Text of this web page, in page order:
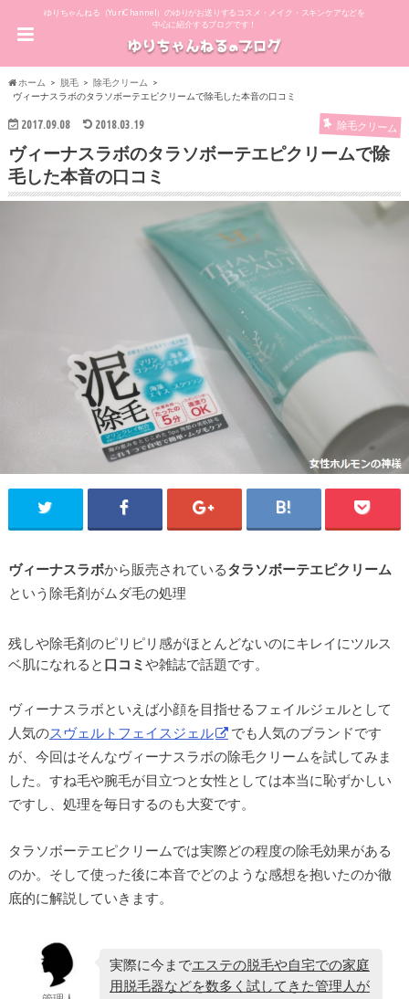
ゆりちゃんねる（YuriChannel）のゆりがお送りするコスメ・メイク・スキンケアなどを
中心に紹介するブログです！
ホーム 脱毛
除毛クリーム
ヴィーナスラボのタラソボーテエピクリームで除毛した本音の口コミ
2017.09.08 2018.03.19 除毛クリーム
ヴィーナスラボのタラソボーテエピクリームで除
毛した本音の口コミ
ヴィーナスラボから販売されているタラソボーテエピクリーム
という除毛剤がムダ毛の処理
残しや除毛剤のピリピリ感がほとんどないのにキレイにツルス
ベ肌になれると 口コミ や雑誌で話題です。
ヴィーナスラボといえば小顔を目指せるフェイルジェルとして
人気のスヴェルトフェイスジェル
でも人気のブランドです
が、今回はそんなヴィーナスラボの除毛クリームを試してみま
した。すね毛や腕毛が目立つと女性としては本当に恥ずかしい
ですし、処理を毎日するのも大変です。
タラソボーテエピクリームでは実際どの程度の除毛効果がある
のか。そして使った後に本音でどのような感想を抱いたのか徹
底的に解説していきます。
実際に今までエステの脱毛や自宅での家庭
用脱毛器などを数多く試してきた管理人が